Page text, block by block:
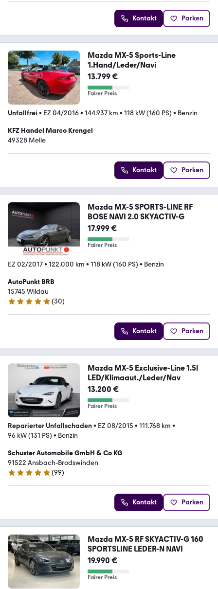
Kontakt Parken
Mazda MX-5 Sports-Line
1.Hand/Leder/Navi
13.799 €
Fairer Preis
Unfallfrei • EZ 04/2016• 144.937 km • 118 kW (160 PS) • Benzin
KFZ Handel Marco Krengel
49328 Melle
Kontakt Parken
Mazda MX-5 SPORTS-LINE RF
BOSE NAVI 2.0 SKYACTIV-G
17.999 €
Fairer Preis
EZ 02/2017• 122.000 km • 118 kW (160 PS) • Benzin
AutoPunkt BRB
15745 Wildau
4.9 Sterne
(30)
Kontakt Parken
Mazda MX-5 Exclusive-Line 1.5l
LED/Klimaaut./Leder/Nav
13.200 €
Fairer Preis
Reparierter Unfallschaden• EZ 08/2015 • 111.768 km •
96 kW (131 PS) • Benzin
Schuster Automobile GmbH & Co KG
91522 Ansbach-Brodswinden
4.8 Sterne
(99)
Kontakt Parken
Mazda MX-5 RF SKYACTIV-G 160
SPORTSLINE LEDER-N NAVI
19.990 €
Fairer Preis